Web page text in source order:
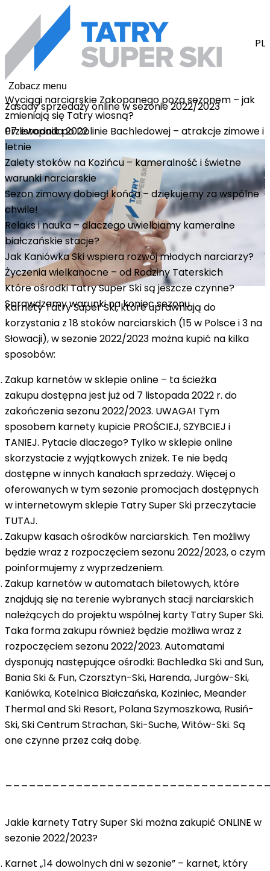
PL
Zobacz menu
Wyciągi narciarskie Zakopanego poza sezonem – jak
zmieniają się Tatry wiosną?
Przewodnik po Dolinie Bachledowej – atrakcje zimowe i
letnie
Zalety stoków na Kozińcu – kameralność i świetne
warunki narciarskie
Sezon zimowy dobiegł końca – dziękujemy za wspólne
chwile!
Relaks i nauka – dlaczego uwielbiamy kameralne
białczańskie stacje?
Jak Kaniówka Ski wspiera rozwój młodych narciarzy?
Życzenia wielkanocne – od Rodziny Taterskich
Które ośrodki Tatry Super Ski są jeszcze czynne?
Sprawdzamy warunki na koniec sezonu
Zasady sprzedaży online w sezonie 2022/2023
07 listopada 2022
Karnety Tatry Super Ski, które uprawniają do
korzystania z 18 stoków narciarskich (15 w Polsce i 3 na
Słowacji), w sezonie 2022/2023 można kupić na kilka
sposobów:
Zakup karnetów w sklepie online – ta ścieżka
zakupudostępna jest już od 7 listopada 2022 r. do
zakończenia sezonu 2022/2023. UWAGA! Tym
sposobem karnety kupicie PROŚCIEJ, SZYBCIEJ i
TANIEJ. Pytacie dlaczego? Tylko w sklepie online
skorzystacie z wyjątkowych zniżek. Te nie będą
dostępne w innych kanałach sprzedaży. Więcej o
oferowanych w tym sezonie promocjach dostępnych
w internetowym sklepie Tatry Super Ski przeczytacie
TUTAJ.
Zakupw kasach ośrodków narciarskich. Ten możliwy
będzie wraz z rozpoczęciem sezonu 2022/2023, o czym
poinformujemy z wyprzedzeniem.
Zakup karnetów w automatach biletowych, które
znajdują się na terenie wybranych stacji narciarskich
należących do projektu wspólnej karty Tatry Super Ski.
Taka forma zakupu również będzie możliwa wraz z
rozpoczęciem sezonu 2022/2023. Automatami
dysponują następujące ośrodki: Bachledka Ski and Sun,
Bania Ski & Fun, Czorsztyn-Ski, Harenda, Jurgów-Ski,
Kaniówka, Kotelnica Białczańska, Koziniec, Meander
Thermal and Ski Resort, Polana Szymoszkowa, Rusiń-
Ski, Ski Centrum Strachan, Ski-Suche, Witów-Ski. Są
one czynne przez całą dobę.
Jakie karnety Tatry Super Ski można zakupić ONLINE w
sezonie 2022/2023?
Karnet „14 dowolnych dni w sezonie” – karnet, który